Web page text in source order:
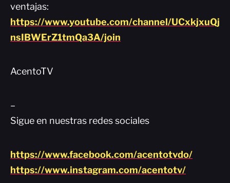
ventajas:
https://www.youtube.com/channel/UCxkjxuQj
nsIBWErZ1tmQa3A/join
AcentoTV
–
Sigue en nuestras redes sociales
https://www.facebook.com/acentotvdo/
https://www.instagram.com/acentotv/